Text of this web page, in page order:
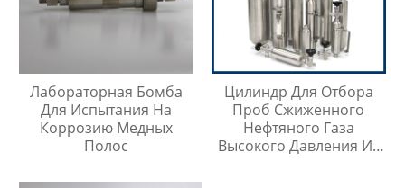
Лабораторная Бомба
Для Испытания На
Коррозию Медных
Полос
Цилиндр Для Отбора
Проб Сжиженного
Нефтяного Газа
Высокого Давления Из